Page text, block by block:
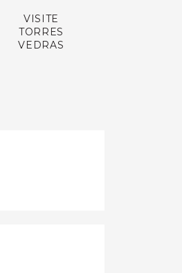
VISITE
TORRES
VEDRAS